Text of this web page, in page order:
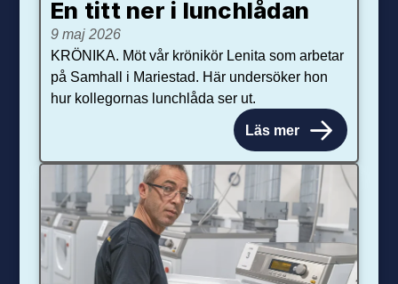
En titt ner i lunchlådan
9 maj 2026
KRÖNIKA. Möt vår krönikör Lenita som arbetar
på Samhall i Mariestad. Här undersöker hon
hur kollegornas lunchlåda ser ut.
Läs mer